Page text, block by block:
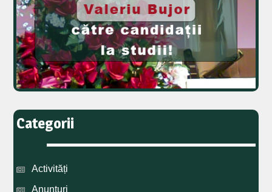
Categorii
Activități
Anunțuri